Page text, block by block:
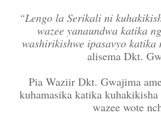
“Lengo la Serikali ni
wazee yanaundwa katika
washirikishwe ipasavyo katika
alisema Dkt.
Pia Waziir Dkt. Gwajima
kuhamasika katika
wazee wote